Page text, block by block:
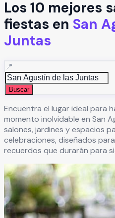
Los 10 mejores
fiestas en San
Juntas
📍
Buscar
Encuentra el lugar ideal para
momento inolvidable en San
salones, jardines y espacios
celebraciones, diseñados
recuerdos que durarán para